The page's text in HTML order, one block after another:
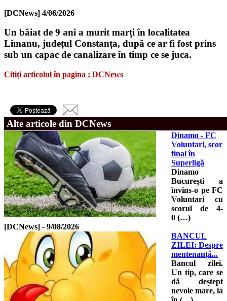
[DCNews] 4/06/2026
Un băiat de 9 ani a murit marți în localitatea
Limanu, județul Constanța, după ce ar fi fost prins
sub un capac de canalizare în timp ce se juca.
Citiți articolul în pagina : DCNews
Alte articole din DCNews
Dinamo - FC
Voluntari, scor
final în
Superligă
Dinamo
București a
învins-o pe FC
Voluntari cu
scorul de 4-
0 (…)
[DCNews] - 9/08/2026
BANCUL
ZILEI: Despre
mentenanță...
Bancul zilei.
Un tip, care se
dă deștept
nevoie mare, ia